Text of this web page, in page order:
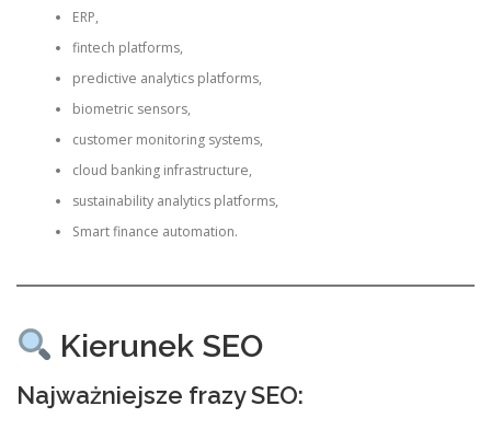
ERP,
fintech platforms,
predictive analytics platforms,
biometric sensors,
customer monitoring systems,
cloud banking infrastructure,
sustainability analytics platforms,
Smart finance automation.
Kierunek SEO
Najważniejsze frazy SEO: